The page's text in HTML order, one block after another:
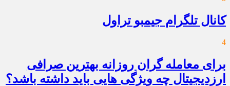
کانال تلگرام جیمبو تراول
4
برای معامله گران روزانه بهترین صرافی
ارزدیجیتال چه ویژگی هایی باید داشته باشد؟